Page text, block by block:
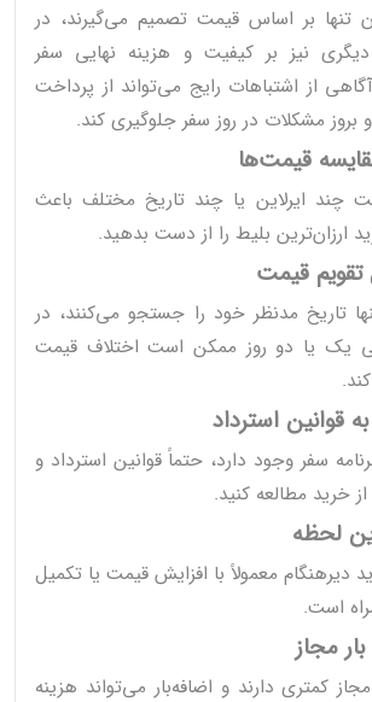
تنها بر اساس قیمت تصمیم می‌گیرند، در
نیز بر کیفیت و هزینه نهایی سفر
از اشتباهات رایج می‌تواند از پرداخت
بروز مشکلات در روز سفر جلوگیری کند.
چند ایرلاین یا چند تاریخ مختلف باعث
بلیط را از دست بدهید.
تاریخ مدنظر خود را جستجو می‌کنند، در
یک یا دو روز ممکن است اختلاف قیمت
سفر وجود دارد، حتماً قوانین استرداد و
خرید مطالعه کنید.
دیرهنگام معمولاً با افزایش قیمت یا تکمیل
است.
کمتری دارند و اضافه‌بار می‌تواند هزینه